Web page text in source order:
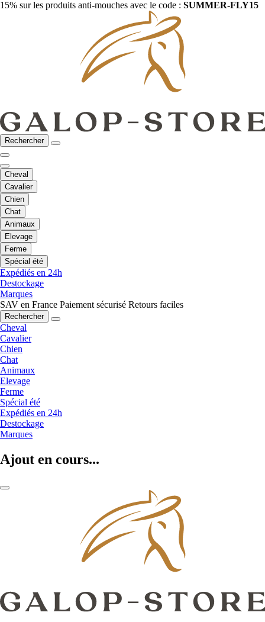
15% sur les produits anti-mouches avec le code : SUMMER-FLY15
Rechercher
Cheval
Cavalier
Chien
Chat
Animaux
Elevage
Ferme
Spécial été
Expédiés en 24h
Destockage
Marques
SAV en France Paiement sécurisé Retours faciles
Rechercher
Cheval
Cavalier
Chien
Chat
Animaux
Elevage
Ferme
Spécial été
Expédiés en 24h
Destockage
Marques
Ajout en cours...